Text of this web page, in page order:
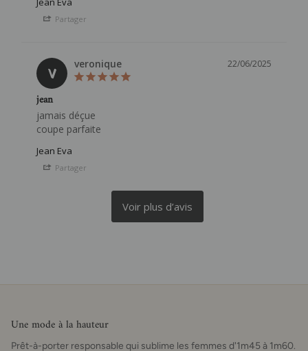
Partager
V
22/06/2025
veronique
jean
jamais déçue
coupe parfaite
Jean Eva
Partager
Une mode à la hauteur
Prêt-à-porter responsable qui sublime les femmes d'1m45 à 1m60.